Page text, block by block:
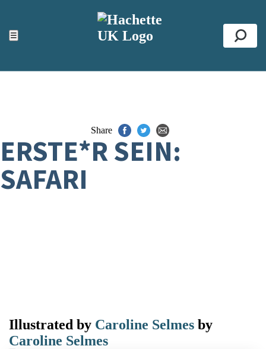
☰
ACCESSIBILITY TOOLS
Top
Share
ERSTE*R SEIN:
SAFARI
Illustrated by Caroline Selmes by
Caroline Selmes